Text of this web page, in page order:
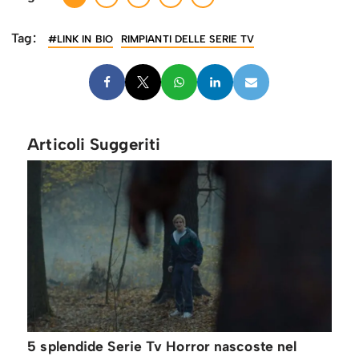
Tag: #LINK IN BIO RIMPIANTI DELLE SERIE TV
Articoli Suggeriti
5 splendide Serie Tv Horror nascoste nel